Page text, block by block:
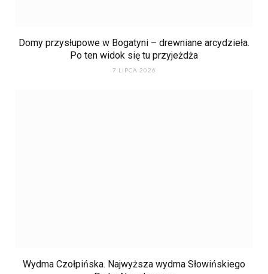
Domy przysłupowe w Bogatyni – drewniane arcydzieła.
Po ten widok się tu przyjeżdża
7 LIPCA 2026
Wydma Czołpińska. Najwyższa wydma Słowińskiego